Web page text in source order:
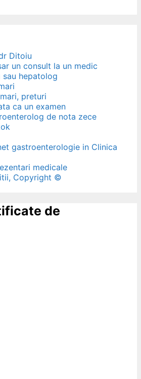
Ditoiu
un consult la un medic
hepatolog
preturi
ca un examen
de nota zece
gastroenterologie in Clinica
medicale
Copyright ©
de